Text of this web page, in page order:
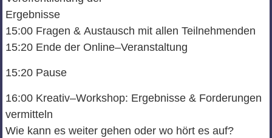
Ergebnisse
15:00 Fragen & Austausch mit allen Teilnehmenden
15:20 Ende der Online–Veranstaltung
15:20 Pause
16:00 Kreativ–Workshop: Ergebnisse & Forderungen
vermitteln
Wie kann es weiter gehen oder wo hört es auf?